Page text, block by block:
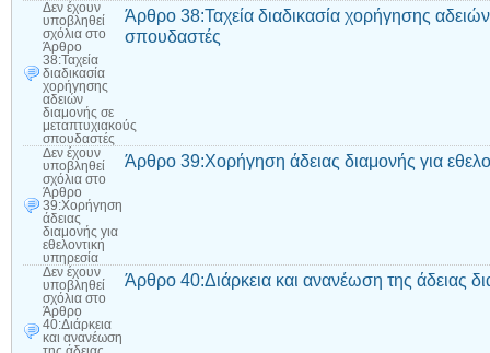
Δεν έχουν
υποβληθεί
σχόλια στο
Άρθρο
38:Ταχεία
διαδικασία
χορήγησης
αδειών
διαμονής σε
μεταπτυχιακούς
σπουδαστές
Άρθρο 38:Ταχεία διαδικασία χορήγησης
σπουδαστές
Δεν έχουν
υποβληθεί
σχόλια στο
Άρθρο
39:Χορήγηση
άδειας
διαμονής για
εθελοντική
υπηρεσία
Άρθρο 39:Χορήγηση άδειας διαμονής για
Δεν έχουν
υποβληθεί
σχόλια στο
Άρθρο
40:Διάρκεια
και ανανέωση
Άρθρο 40:Διάρκεια και ανανέωση της άδειας